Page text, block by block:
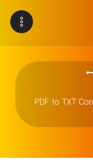
PDF to TXT